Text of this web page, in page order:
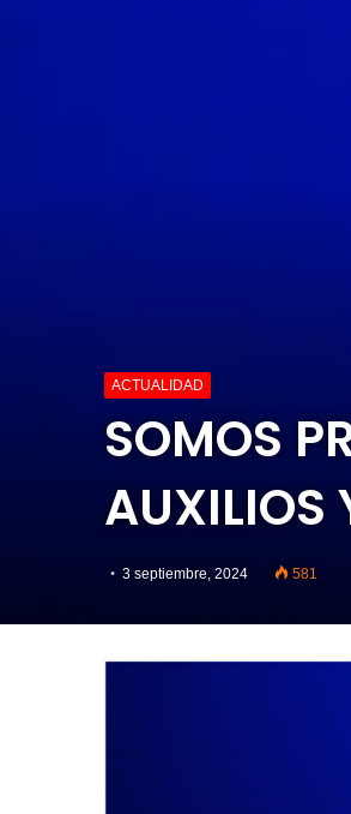
ACTUALIDAD
SOMOS
AUXILIOS
3 septiembre, 2024 581